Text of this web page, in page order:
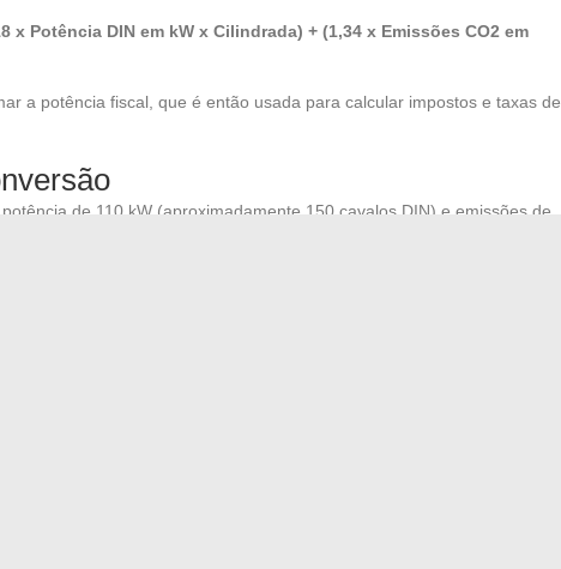
x Potência DIN em kW x Cilindrada) + (1,34 x Emissões CO2 em
a potência fiscal, que é então usada para calcular impostos e taxas de
de 110 kW (aproximadamente 150 cavalos DIN) e emissões de